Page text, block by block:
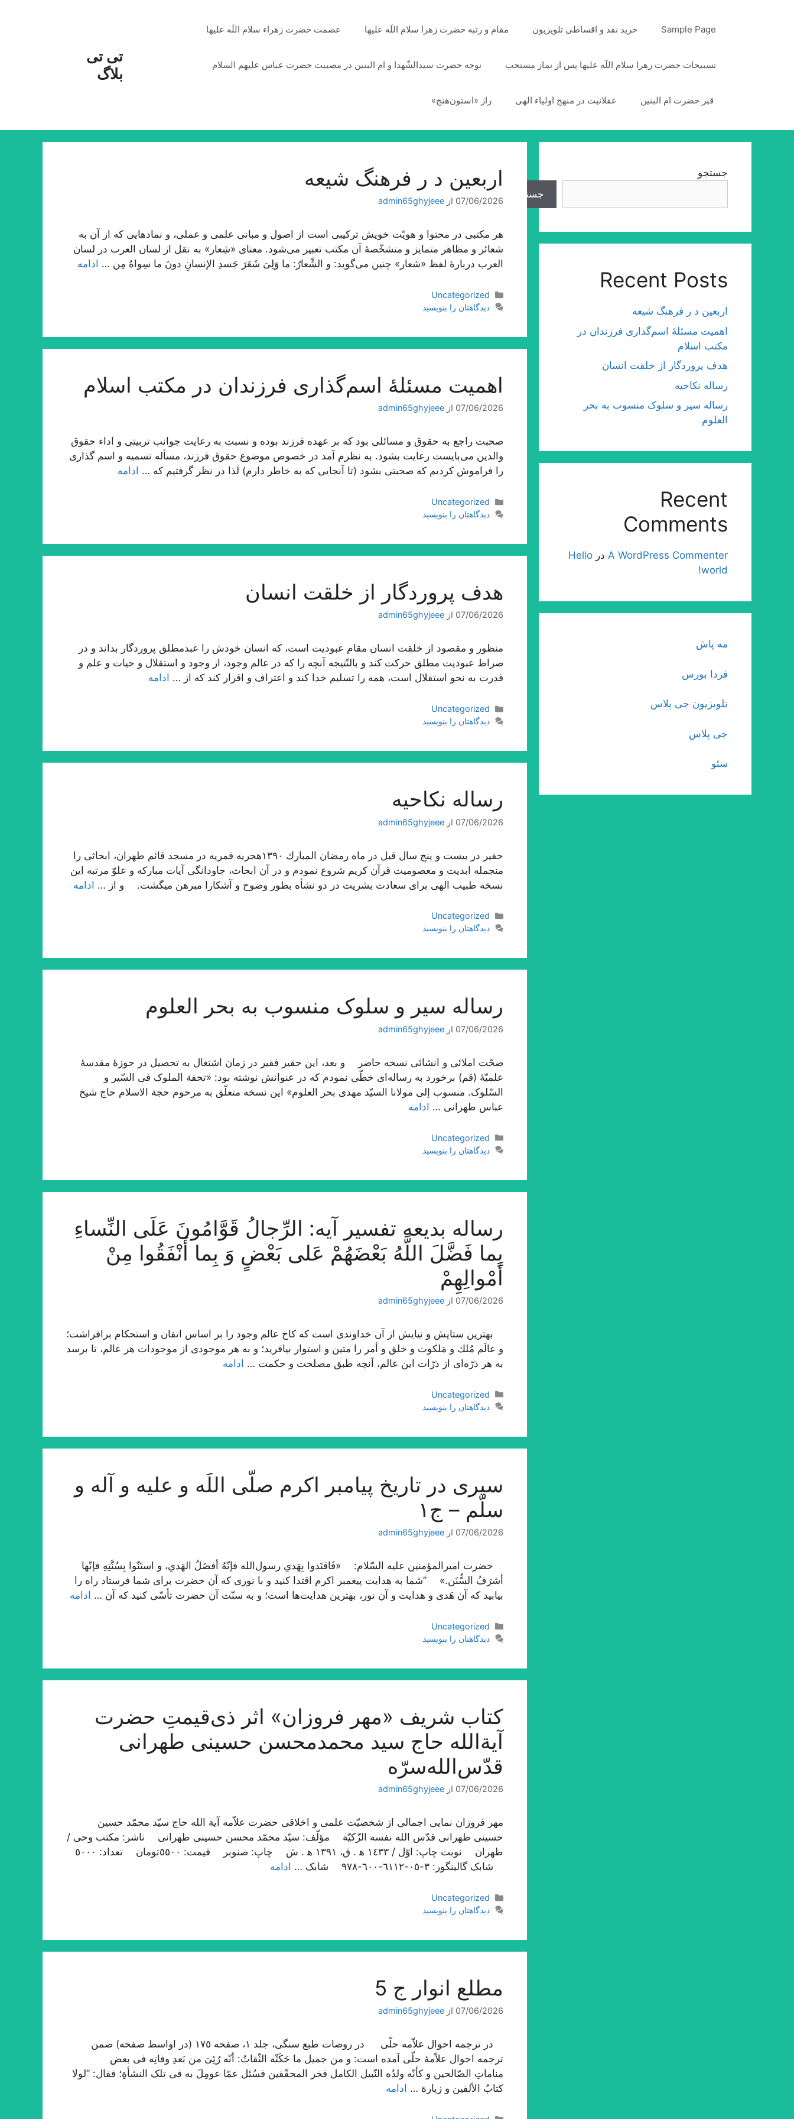
تی تی
بلاگ
Sample Page خرید نقد و اقساطی تلویزیون مقام و رتبه حضرت زهرا سلام اللَه علیها عصمت حضرت زهراء سلام اللَه علیها
تسبیحات حضرت زهرا سلام اللَه علیها پس از نماز مستحب نوحه حضرت سیدالشّهدا و ام البنین در مصیبت حضرت عباس علیهم السلام
قبر حضرت ام البنین عقلانیت در منهج اولیاء الهی راز «استون‌هنج»
اربعین د ر فرهنگ شیعه
07/06/2026 از admin65ghyjeee
هر مکتبی در محتوا و هویّت خویش ترکیبی است از اصول و مبانی علمی و عملی، و نمادهایی که از آن به
شعائر و مظاهر متمایز و متشخّصۀ آن مکتب تعبیر می‌شود. معنای «شِعار» به نقل از لسان العرب در لسان
العرب دربارۀ لفظ «شعار» چنین می‌گوید: و الشِّعارُ: ما وَلِیَ شَعَرَ جَسدِ الإنسانِ دونَ ما سِواهُ مِن … ادامه
دسته‌ها
Uncategorized
دیدگاهتان را بنویسید
اهمیت مسئلۀ اسم‌گذارى فرزندان در مكتب اسلام
07/06/2026 از admin65ghyjeee
صحبت راجع به حقوق و مسائلی بود كه بر عهده فرزند بوده و نسبت به رعایت جوانب تربیتی و اداء حقوق
والدین می‌بایست رعایت بشود. به نظرم آمد در خصوص موضوع حقوق فرزند، مسأله تسمیه و اسم گذاری
را فراموش كردیم كه صحبتی بشود (تا آنجایی كه به خاطر دارم) لذا در نظر گرفتیم كه … ادامه
دسته‌ها
Uncategorized
دیدگاهتان را بنویسید
هدف پروردگار از خلقت انسان
07/06/2026 از admin65ghyjeee
منظور و مقصود از خلقت انسان مقام عبودیت است، كه انسان خودش را عبدمطلق پروردگار بداند و در
صراط عبودیت مطلق حركت كند و بالنّتیجه آنچه را كه در عالم وجود، از وجود و استقلال و حیات و علم و
قدرت به نحو استقلال است، همه را تسلیم خدا كند و اعتراف و اقرار كند كه از … ادامه
دسته‌ها
Uncategorized
دیدگاهتان را بنویسید
رساله نکاحیه
07/06/2026 از admin65ghyjeee
حقیر در بیست و پنج سال قبل در ماه رمضان المبارك ١٣٩٠هجریه قمریه در مسجد قائم طهران، ابحاثى را
منجمله ابدیت و معصومیت قرآن كریم شروع نمودم و در آن ابحاث، جاودانگى آیات مباركه و علوّ مرتبه این
نسخه طبیب الهى براى سعادت بشریت در دو نشأه بطور وضوح و آشكارا مبرهن میگشت. و از … ادامه
دسته‌ها
Uncategorized
دیدگاهتان را بنویسید
رساله سیر و سلوک منسوب به بحر العلوم
07/06/2026 از admin65ghyjeee
صحّت املائی و انشائی نسخه حاضر و بعد، این حقیر فقیر در زمان اشتغال به تحصیل در حوزۀ مقدسۀ
علمیّۀ (قم) برخورد به رساله‌اى خطّى نمودم که در عنوانش نوشته بود: «تحفة الملوک فی السّیر و
السّلوک. منسوب إلى مولانا السیّد مهدى بحر العلوم» این نسخه متعلّق به مرحوم حجة الاسلام حاج شیخ
عباس طهرانى … ادامه
دسته‌ها
Uncategorized
دیدگاهتان را بنویسید
رساله بدیعه تفسیر آیه: الرِّجالُ قَوَّامُونَ عَلَى النِّساءِ
بِما فَضَّلَ اللَّهُ بَعْضَهُمْ عَلى‌ بَعْضٍ وَ بِما أَنْفَقُوا مِنْ
أَمْوالِهِمْ‌
07/06/2026 از admin65ghyjeee
بهترین ستایش و نیایش از آن خداوندى است كه كاخ عالم وجود را بر اساس اتقان و استحكام برافراشت؛
و عالَم مُلك و مَلكوت و خلق و أمر را متین و استوار بیافرید؛ و به هر موجودى از موجودات هر عالم، تا برسد
به هر ذرّه‌اى از ذرّات این عالم، آنچه طبق مصلحت و حكمت … ادامه
دسته‌ها
Uncategorized
دیدگاهتان را بنویسید
سیری در تاریخ پیامبر اکرم صلّی اللَه و علیه و آله و
سلّم – ج۱
07/06/2026 از admin65ghyjeee
حضرت امیرالمؤمنین علیه السّلام: «فَاقتَدوا بِهَدیِ رسول‌الله فإنّهُ أفضَلُ الهَدیِ، و استَنّوا بِسُنَّتِهِ فإنّها
أشرَفُ السُّنَن.» ”شما به هدایت پیغمبر اکرم اقتدا کنید و با نوری که آن حضرت برای شما فرستاد راه را
بیابید که آن هَدی و هدایت و آن نور، بهترین هدایت‌ها است؛ و به سنّت آن حضرت تأسّی کنید که آن … ادامه
دسته‌ها
Uncategorized
دیدگاهتان را بنویسید
کتاب شریف «مهر فروزان» اثر ذی‌قیمتِ حضرت
آیة‌الله حاج سید محمدمحسن حسینی طهرانی
قدّس‌الله‌سرّه
07/06/2026 از admin65ghyjeee
مهر فروزان نمایی اجمالی از شخصیّت علمی و اخلاقی حضرت علاّمه آیة الله حاج سیّد محمّد حسین
حسینی طهرانی قدّس الله نفسه الزّکیّة مؤلّف: سیّد محمّد محسن حسینی طهرانی ناشر: مکتب وحی /
طهران نوبت چاپ: اوّل / ١٤٣٣ ه‍ . ق، ١٣٩١ ه‍ . ش چاپ: صنوبر قیمت: ٥٥٠٠تومان تعداد: ٥٠٠٠
شابک گالینگور: ٣-٠٥-٦١١٢-٦٠٠-٩٧٨ شابک …
ادامه
دسته‌ها
Uncategorized
دیدگاهتان را بنویسید
مطلع انوار ج 5
07/06/2026 از admin65ghyjeee
در ترجمه احوال علاّمه حلّی در روضات طبع سنگی، جلد ١، صفحه ١٧٥ (در اواسط صفحه) ضمن
ترجمه احوال علاّمۀ حلّی آمده است: و من جمیل ما حَکَتْه الثّقاتُ: أنّه رُئِیَ من بَعدِ وفاتِه فی بعض
مناماتِ الصّالحین و کأنّه ولدُه النّبیل الکامل فخر المحقّقین فسُئل عمّا عومِلَ به فی تلک النشأةِ؛ فقال: ”لولا
کتابُ الألفین و زیارة … ادامه
جستجو
جستجو
Recent Posts
اربعین د ر فرهنگ شیعه
اهمیت مسئلۀ اسم‌گذارى فرزندان در
مكتب اسلام
هدف پروردگار از خلقت انسان
رساله نکاحیه
رساله سیر و سلوک منسوب به بحر
العلوم
Recent
Comments
A WordPress Commenter در Hello
world!
مه پاش
فردا بورس
تلویزیون جی پلاس
جی پلاس
سئو